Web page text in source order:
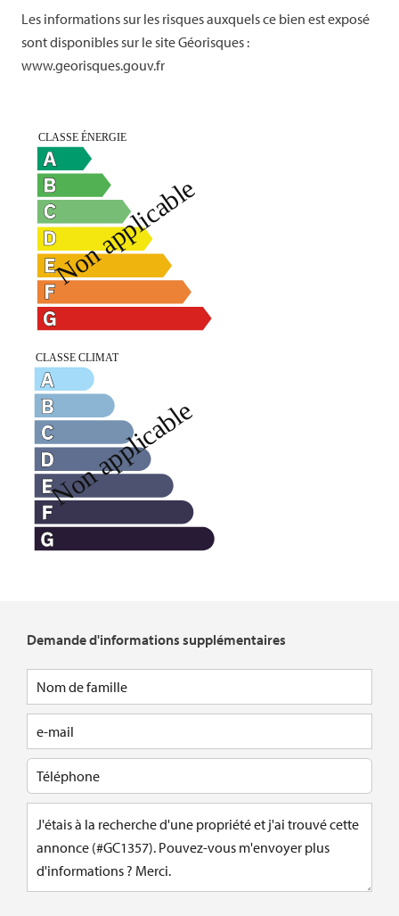
Les informations sur les risques auxquels ce bien est exposé
sont disponibles sur le site Géorisques :
www.georisques.gouv.fr
Demande d'informations supplémentaires